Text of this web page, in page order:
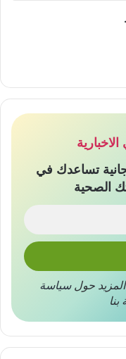
تساعدك في
الصحية
المزيد حولسياسة